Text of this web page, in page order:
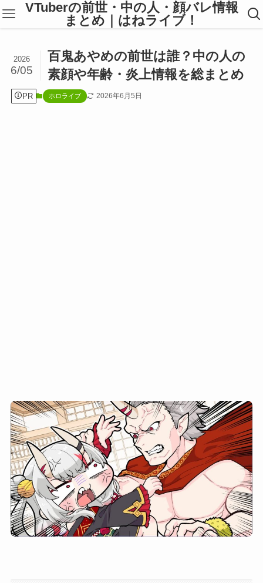
VTuberの前世・中の人・顔バレ情報
まとめ｜はねライブ！
百鬼あやめの前世は誰？中の人の
素顔や年齢・炎上情報を総まとめ
2026
6/05
PR ホロライブ 2026年6月5日